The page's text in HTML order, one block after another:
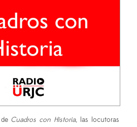
Cuadros con Historia, las locutoras